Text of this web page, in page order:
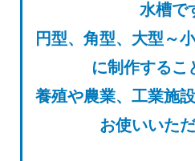
水槽で
円型、角型、大型～
に制作するこ
養殖や農業、工業施
お使いいた